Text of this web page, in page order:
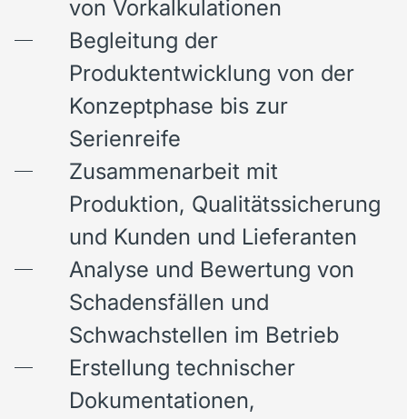
von Vorkalkulationen
Begleitung der
Produktentwicklung von der
Konzeptphase bis zur
Serienreife
Zusammenarbeit mit
Produktion, Qualitätssicherung
und Kunden und Lieferanten
Analyse und Bewertung von
Schadensfällen und
Schwachstellen im Betrieb
Erstellung technischer
Dokumentationen,